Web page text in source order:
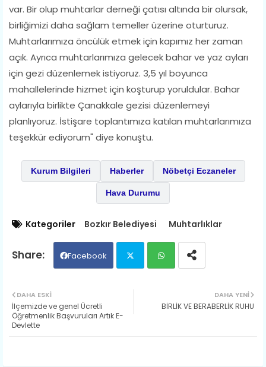
var. Bir olup muhtarlar derneği çatısı altında bir olursak,
birliğimizi daha sağlam temeller üzerine oturturuz.
Muhtarlarımıza öncülük etmek için kapımız her zaman
açık. Ayrıca muhtarlarımıza gelecek bahar ve yaz ayları
için gezi düzenlemek istiyoruz. 3,5 yıl boyunca
mahallelerinde hizmet için koşturup yoruldular. Bahar
aylarıyla birlikte Çanakkale gezisi düzenlemeyi
planlıyoruz. İstişare toplantımıza katılan muhtarlarımıza
teşekkür ediyorum" diye konuştu.
Kurum Bilgileri Haberler Nöbetçi Eczaneler
Hava Durumu
Kategoriler Bozkır Belediyesi Muhtarlıklar
Facebook
ats
DAHA YENI
BİRLİK VE BERABERLİK RUHU
DAHA ESKI
İlçemizde ve genel Ücretli
Öğretmenlik Başvuruları Artık E-
Devlette